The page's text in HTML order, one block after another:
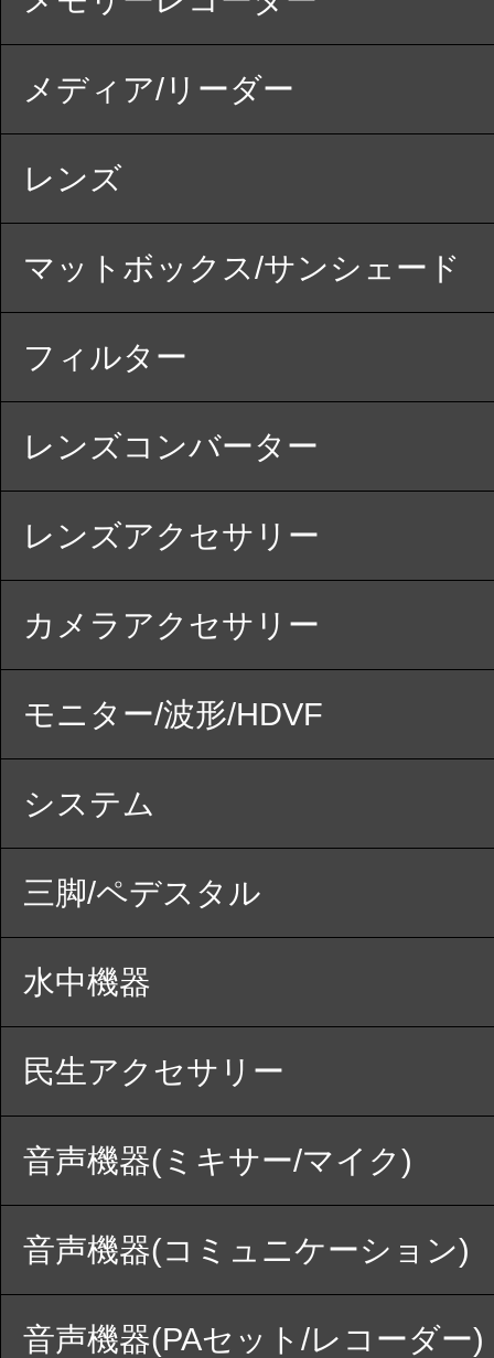
メディア/リーダー
レンズ
マットボックス/サンシェード
フィルター
レンズコンバーター
レンズアクセサリー
カメラアクセサリー
モニター/波形/HDVF
システム
三脚/ペデスタル
水中機器
民生アクセサリー
音声機器(ミキサー/マイク)
音声機器(コミュニケーション)
音声機器(PAセット/レコーダー)